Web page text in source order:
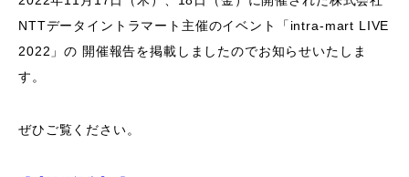
NTTデータイントラマート主催のイベント「intra-mart LIVE
2022」の 開催報告を掲載しましたのでお知らせいたしま
す。
ぜひご覧ください。